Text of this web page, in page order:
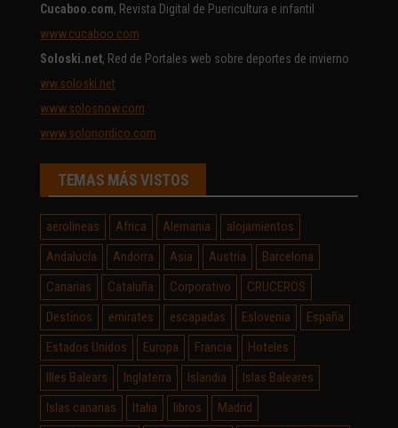
Cucaboo.com, Revista Digital de Puericultura e infantil
www.cucaboo.com
Soloski.net, Red de Portales web sobre deportes de invierno
ww.soloski.net
www.solosnow.com
www.solonordico.com
TEMAS MÁS VISTOS
aerolineas Africa Alemania
alojamientos
Andalucía
Andorra Asia Austria
Barcelona
Canarias
Cataluña Corporativo
CRUCEROS
Destinos
emirates escapadas Eslovenia
España
Estados Unidos
Europa Francia
Hoteles
Illes Balears
Inglaterra Islandia
Islas Baleares
Islas canarias
Italia libros
Madrid